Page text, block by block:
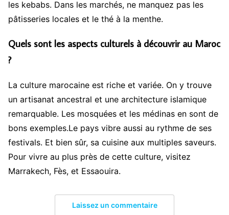
les kebabs. Dans les marchés, ne manquez pas les
pâtisseries locales et le thé à la menthe.
Quels sont les aspects culturels à découvrir au Maroc
?
La culture marocaine est riche et variée. On y trouve
un artisanat ancestral et une architecture islamique
remarquable. Les mosquées et les médinas en sont de
bons exemples.Le pays vibre aussi au rythme de ses
festivals. Et bien sûr, sa cuisine aux multiples saveurs.
Pour vivre au plus près de cette culture, visitez
Marrakech, Fès, et Essaouira.
Laissez un commentaire